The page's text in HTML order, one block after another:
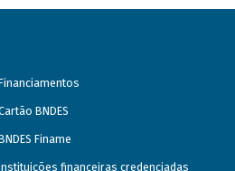
BNDES
Finame
financeiras credenciadas